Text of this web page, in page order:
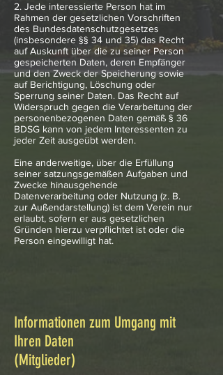
2. Jede interessierte Person hat im
Rahmen der gesetzlichen Vorschriften
des Bundesdatenschutzgesetzes
(insbesondere §§ 34 und 35) das Recht
auf Auskunft über die zu seiner Person
gespeicherten Daten, deren Empfänger
und den Zweck der Speicherung sowie
auf Berichtigung, Löschung oder
Sperrung seiner Daten. Das Recht auf
Widerspruch gegen die Verarbeitung der
personenbezogenen Daten gemäß § 36
BDSG kann von jedem Interessenten zu
jeder Zeit ausgeübt werden.
Eine anderweitige, über die Erfüllung
seiner satzungsgemäßen Aufgaben und
Zwecke hinausgehende
Datenverarbeitung oder Nutzung (z. B.
zur Außendarstellung) ist dem Verein nur
erlaubt, sofern er aus gesetzlichen
Gründen hierzu verpflichtet ist oder die
Person eingewilligt hat.
Informationen zum Umgang mit
Ihren Daten
(Mitglieder)